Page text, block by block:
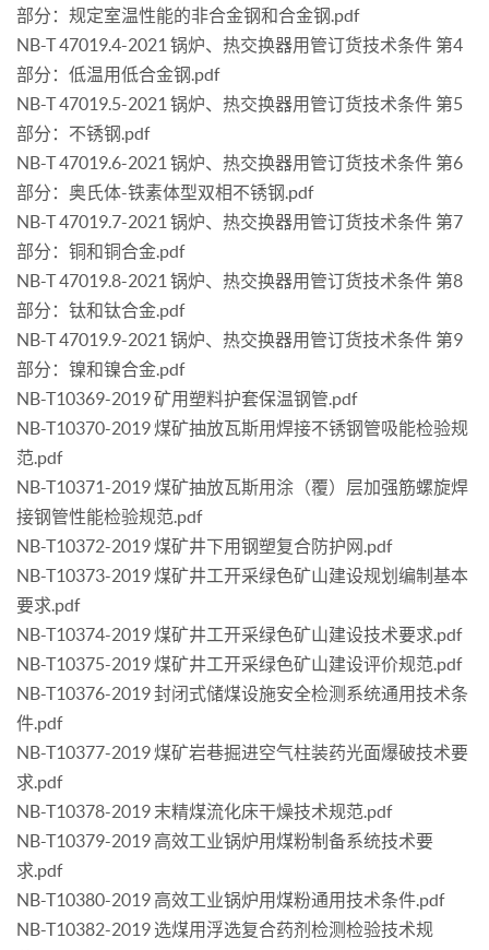
部分：规定室温性能的非合金钢和合金钢.pdf
NB-T 47019.4-2021 锅炉、热交换器用管订货技术条件 第4
部分：低温用低合金钢.pdf
NB-T 47019.5-2021 锅炉、热交换器用管订货技术条件 第5
部分：不锈钢.pdf
NB-T 47019.6-2021 锅炉、热交换器用管订货技术条件 第6
部分：奥氏体-铁素体型双相不锈钢.pdf
NB-T 47019.7-2021 锅炉、热交换器用管订货技术条件 第7
部分：铜和铜合金.pdf
NB-T 47019.8-2021 锅炉、热交换器用管订货技术条件 第8
部分：钛和钛合金.pdf
NB-T 47019.9-2021 锅炉、热交换器用管订货技术条件 第9
部分：镍和镍合金.pdf
NB-T10369-2019 矿用塑料护套保温钢管.pdf
NB-T10370-2019 煤矿抽放瓦斯用焊接不锈钢管吸能检验规
范.pdf
NB-T10371-2019 煤矿抽放瓦斯用涂（覆）层加强筋螺旋焊
接钢管性能检验规范.pdf
NB-T10372-2019 煤矿井下用钢塑复合防护网.pdf
NB-T10373-2019 煤矿井工开采绿色矿山建设规划编制基本
要求.pdf
NB-T10374-2019 煤矿井工开采绿色矿山建设技术要求.pdf
NB-T10375-2019 煤矿井工开采绿色矿山建设评价规范.pdf
NB-T10376-2019 封闭式储煤设施安全检测系统通用技术条
件.pdf
NB-T10377-2019 煤矿岩巷掘进空气柱装药光面爆破技术要
求.pdf
NB-T10378-2019 末精煤流化床干燥技术规范.pdf
NB-T10379-2019 高效工业锅炉用煤粉制备系统技术要
求.pdf
NB-T10380-2019 高效工业锅炉用煤粉通用技术条件.pdf
NB-T10382-2019 选煤用浮选复合药剂检测检验技术规